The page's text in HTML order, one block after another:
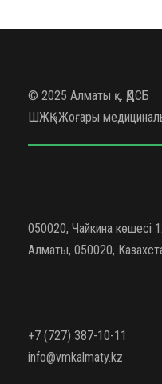
© 2025 Алматы қ. ҚДСБ
ШЖҚ «Жоғары
050020, Чайкина көшесі
Алматы, 050020,
+7 (727) 387-10-11
info@vmkalmaty.kz